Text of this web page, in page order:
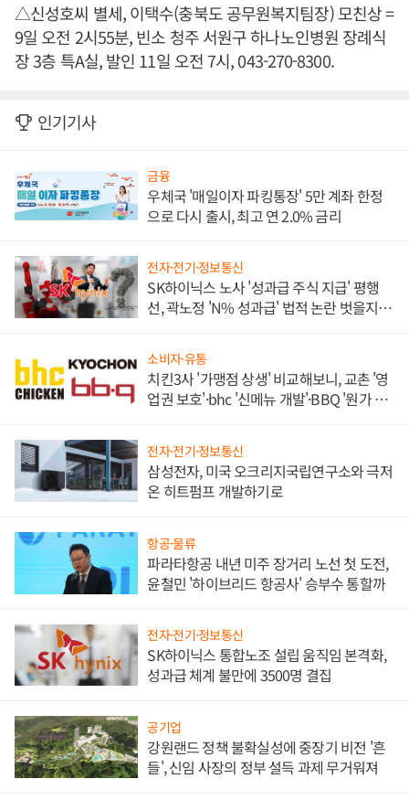
△신성호씨 별세, 이택수(충북도 공무원복지팀장) 모친상 =
9일 오전 2시55분, 빈소 청주 서원구 하나노인병원 장례식
장 3층 특A실, 발인 11일 오전 7시, 043-270-8300.
인기기사
금융
우체국 '매일이자 파킹통장' 5만 계좌 한정
으로 다시 출시, 최고 연 2.0% 금리
전자·전기·정보통신
SK하이닉스 노사 '성과급 주식 지급' 평행
선, 곽노정 'N% 성과급' 법적 논란 벗을지 주
소비자·유통
치킨3사 '가맹점 상생' 비교해보니, 교촌 '영
업권 보호'·bhc '신메뉴 개발'·BBQ '원가 부
전자·전기·정보통신
삼성전자, 미국 오크리지국립연구소와 극저
온 히트펌프 개발하기로
항공·물류
파라타항공 내년 미주 장거리 노선 첫 도전,
윤철민 '하이브리드 항공사' 승부수 통할까
전자·전기·정보통신
SK하이닉스 통합노조 설립 움직임 본격화,
성과급 체계 불만에 3500명 결집
공기업
강원랜드 정책 불확실성에 중장기 비전 '흔
들', 신임 사장의 정부 설득 과제 무거워져